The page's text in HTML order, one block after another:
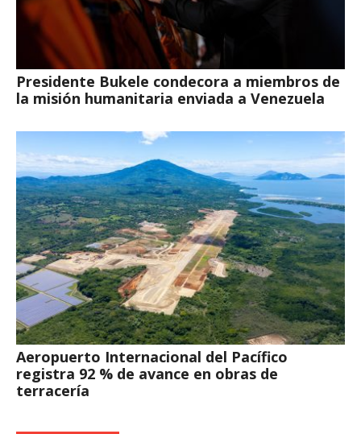
Presidente Bukele condecora a miembros de
la misión humanitaria enviada a Venezuela
Aeropuerto Internacional del Pacífico
registra 92 % de avance en obras de
terracería